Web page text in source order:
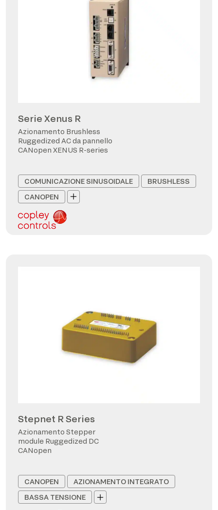
Serie Xenus R
Azionamento Brushless
Ruggedized AC da pannello
CANopen XENUS R-series
COMUNICAZIONE SINUSOIDALE
BRUSHLESS
CANOPEN
Stepnet R Series
Azionamento Stepper
module Ruggedized DC
CANopen
CANOPEN
AZIONAMENTO INTEGRATO
BASSA TENSIONE